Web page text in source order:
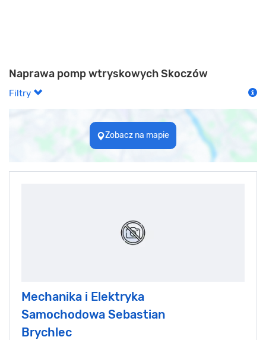
Naprawa pomp wtryskowych Skoczów
Filtry
Zobacz na mapie
Mechanika i Elektryka
Samochodowa Sebastian
Brychlec